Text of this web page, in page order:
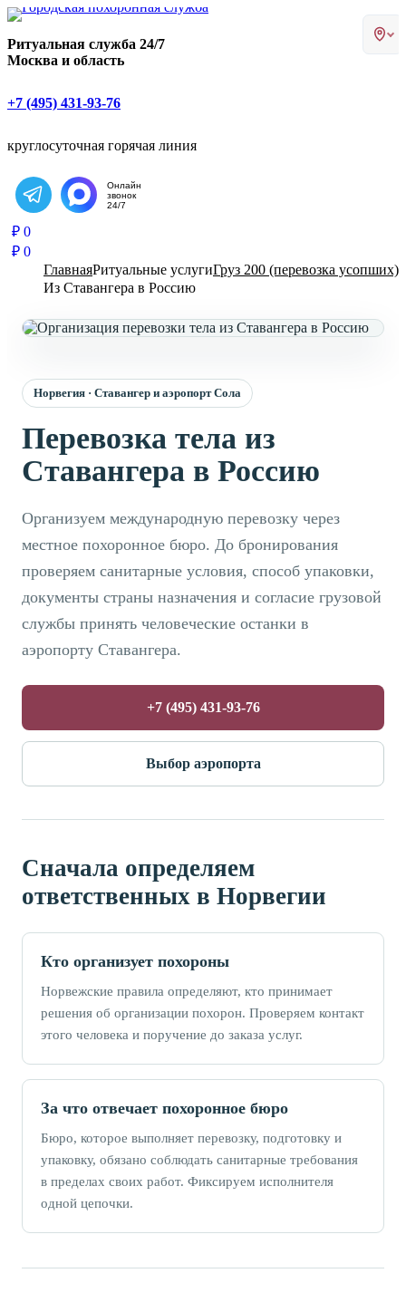
Ритуальная служба 24/7
Москва и область
+7 (495) 431-93-76
круглосуточная горячая линия
Написать в Telegram
Онлайн
звонок
24/7
₽ 0
₽ 0
ГлавнаяРитуальные услугиГруз 200 (перевозка усопших)
Из Ставангера в Россию
Норвегия · Ставангер и аэропорт Сола
Перевозка тела из
Ставангера в Россию
Организуем международную перевозку через
местное похоронное бюро. До бронирования
проверяем санитарные условия, способ упаковки,
документы страны назначения и согласие грузовой
службы принять человеческие останки в
аэропорту Ставангера.
+7 (495) 431-93-76
Выбор аэропорта
Сначала определяем
ответственных в Норвегии
Кто организует похороны
Норвежские правила определяют, кто принимает
решения об организации похорон. Проверяем контакт
этого человека и поручение до заказа услуг.
За что отвечает похоронное бюро
Бюро, которое выполняет перевозку, подготовку и
упаковку, обязано соблюдать санитарные требования
в пределах своих работ. Фиксируем исполнителя
одной цепочки.